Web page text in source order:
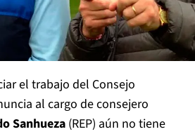
el trabajo del Consejo
al cargo de consejero
Sanhueza (REP) aún no tiene